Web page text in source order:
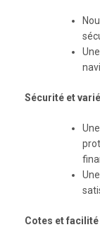
Sécurité et
Cotes et